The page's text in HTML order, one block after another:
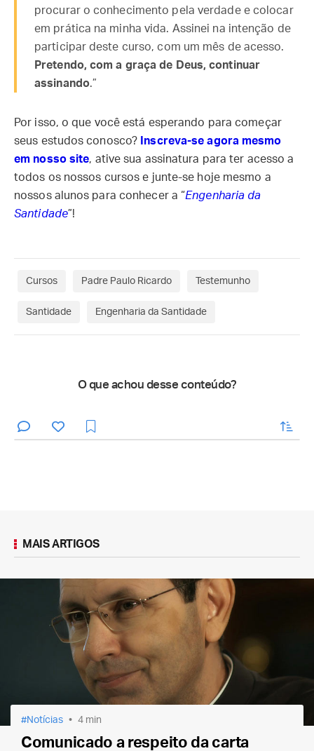
procurar o conhecimento pela verdade e colocar
em prática na minha vida. Assinei na intenção de
participar deste curso, com um mês de acesso.
Pretendo, com a graça de Deus, continuar
assinando.”
Por isso, o que você está esperando para começar
seus estudos conosco?
Inscreva-se agora mesmo
em nosso site, ative sua assinatura para ter acesso a
todos os nossos cursos e junte-se hoje mesmo a
nossos alunos para conhecer a “Engenharia da
Santidade”!
Cursos Padre Paulo Ricardo Testemunho
Santidade Engenharia da Santidade
O que achou desse conteúdo?
enviar
MAIS ARTIGOS
Notícias 4 min
Comunicado a respeito da carta